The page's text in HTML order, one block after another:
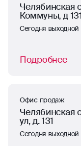
Челябинская
Коммуны, д 131
Сегодня выходной
Подробнее
Офис продаж
Челябинская
ул, д. 131
Сегодня выходной